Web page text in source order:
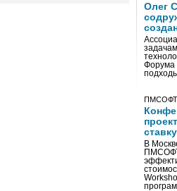
Олег
Форума
ПМСОФТ
В
ПМСОФТ